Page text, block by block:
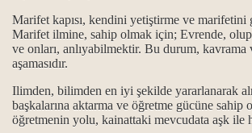
Marifet kapısı, kendini yetiştirme ve marifetini
Marifet ilmine, sahip olmak için; Evrende,
ve onları, anlıyabilmektir. Bu durum, kavrama
aşamasıdır.
Ilimden, bilimden en iyi şekilde yararlanarak
başkalarına aktarma ve öğretme gücüne sahip
öğretmenin yolu, kainattaki mevcudata aşk ile